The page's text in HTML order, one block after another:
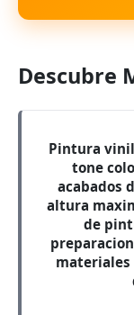
Descubre
Pintura
tone
acabados
altura
de
materiales